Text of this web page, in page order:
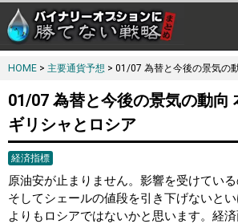
HOME > 主要通貨予想 > 01/07 為替と今後の景気の
01/07 為替と今後の景気の動向
ギリシャとロシア
経済指標
原油安が止まりません。影響を受けている
そしてシェールの値段を引き下げないと
よりもロシアではないかと思います。経